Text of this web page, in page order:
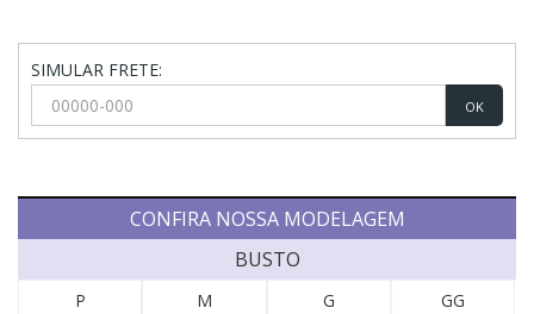
SIMULAR FRETE:
OK
CONFIRA NOSSA MODELAGEM
BUSTO
P M G
GG